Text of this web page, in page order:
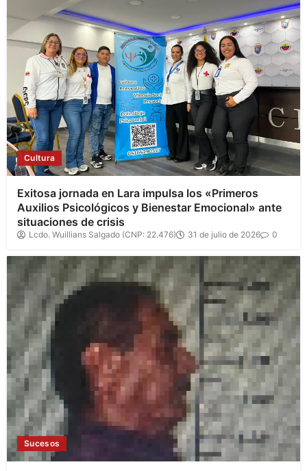
Cultura
Exitosa jornada en Lara impulsa los «Primeros
Auxilios Psicológicos y Bienestar Emocional» ante
situaciones de crisis
Lcdo. Wuillians Salgado (CNP: 22.476) 31 de julio de 2026 0
Sucesos